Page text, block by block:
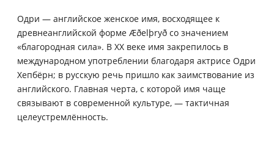
Одри — английское женское имя, восходящее к
древнеанглийской форме Æðelþryð со значением
«благородная сила». В XX веке имя закрепилось в
международном употреблении благодаря актрисе Одри
Хепбёрн; в русскую речь пришло как заимствование из
английского. Главная черта, с которой имя чаще
связывают в современной культуре, — тактичная
целеустремлённость.